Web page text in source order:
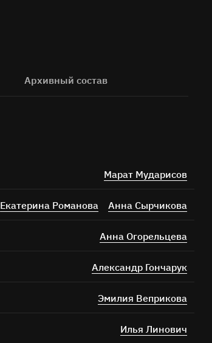
Архивный состав
Марат Мударисов
Екатерина Романова Анна Сырчикова
Анна Огорельцева
Александр Гончарук
Эмилия Веприкова
Илья Линович